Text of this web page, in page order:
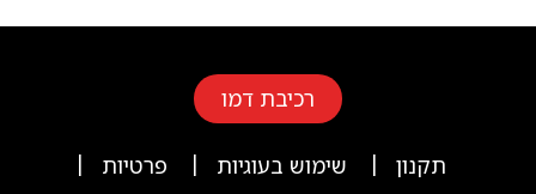
רכיבת דמו
תקנון | שימוש בעוגיות | פרטיות
|